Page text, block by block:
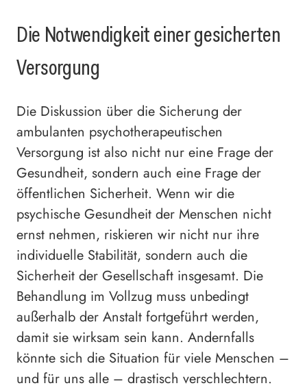
Die Notwendigkeit einer gesicherten
Versorgung
Die Diskussion über die Sicherung der
ambulanten psychotherapeutischen
Versorgung ist also nicht nur eine Frage der
Gesundheit, sondern auch eine Frage der
öffentlichen Sicherheit. Wenn wir die
psychische Gesundheit der Menschen nicht
ernst nehmen, riskieren wir nicht nur ihre
individuelle Stabilität, sondern auch die
Sicherheit der Gesellschaft insgesamt. Die
Behandlung im Vollzug muss unbedingt
außerhalb der Anstalt fortgeführt werden,
damit sie wirksam sein kann. Andernfalls
könnte sich die Situation für viele Menschen –
und für uns alle – drastisch verschlechtern.